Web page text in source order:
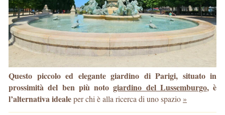
Questo piccolo ed elegante giardino di Parigi, situato in
prossimità del ben più notogiardino del Lussemburgo, è
l’alternativa idealeper chi è alla ricerca di uno spazio »